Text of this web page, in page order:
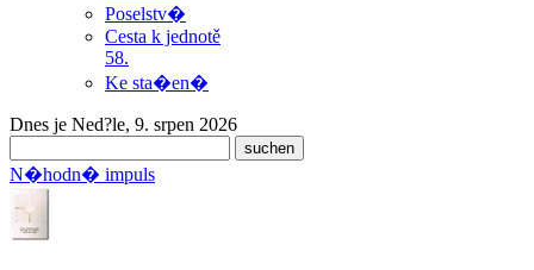
Poselstv�
Cesta k jednotě
58.
Ke sta�en�
Dnes je Ned?le, 9. srpen 2026
N�hodn� impuls